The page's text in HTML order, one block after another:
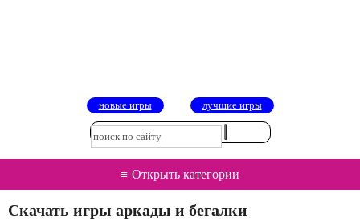
новые игры лучшие игры
≡ Открыть категории
Скачать игры аркады и бегалки